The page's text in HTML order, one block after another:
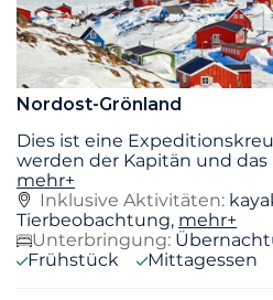
Nordost-Grönland
Dies ist eine
werden der Kapitän und
mehr+
Inklusive Aktivitäten:
Tierbeobachtung, mehr+
Unterbringung:
Frühstück
Mittagessen